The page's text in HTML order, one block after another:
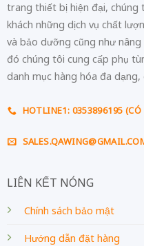
trang thiết bị hiện đại, chúng
khách những dịch vụ chất
và bảo dưỡng cũng như
đó chúng tôi cung cấp phụ
danh mục hàng hóa đa dạng,
HOTLINE1: 0353896195 (CÓ
LIÊN KẾT NÓNG
Chính sách bảo mật
Hướng dẫn đặt hàng